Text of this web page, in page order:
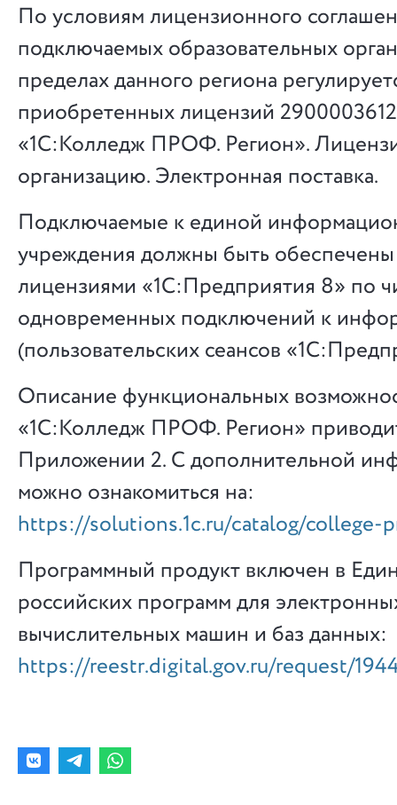
По условиям лицензионного
подключаемых образовательных
пределах данного региона
приобретенных лицензий
«1С:Колледж ПРОФ. Регион».
организацию. Электронная поставка.
Подключаемые к единой
учреждения должны быть
лицензиями «1С:Предприятия 8» по
одновременных подключений к
(пользовательских сеансов
Описание функциональных
«1С:Колледж ПРОФ. Регион»
Приложении 2. С дополнительной
можно ознакомиться на:
https://solutions.1c.ru/catalog/college-
Программный продукт включен в
российских программ для
вычислительных машин и баз данных:
https://reestr.digital.gov.ru/request/